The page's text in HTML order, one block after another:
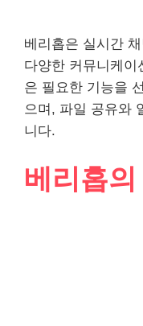
베리홉은 실시간
다양한 커뮤니케이
은 필요한 기능을
으며, 파일 공유와
니다.
베리홉